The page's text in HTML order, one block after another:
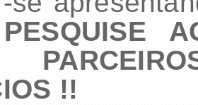
PESQUISE
!!